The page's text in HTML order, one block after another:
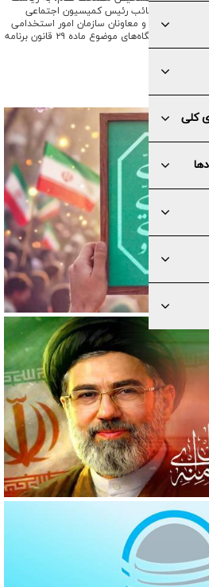
کلی
رئیس و نائب رئیس کمیسیون اجتماعی
نگهبان و معاونان سازمان امور استخدامی
کشور با هدف بررسی طرح «ساماندهی کارکنان دستگاه‌های موضوع ماده ۲۹ قانون برنامه